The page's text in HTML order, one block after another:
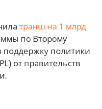
транш на 1 млрд
по Второму
поддержку политики
от правительств